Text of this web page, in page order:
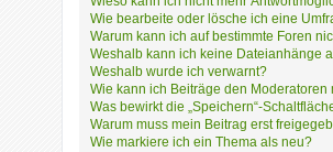
Wie bearbeite oder lösche ich eine
Warum kann ich auf bestimmte Foren
Weshalb kann ich keine Dateianhänge
Weshalb wurde ich verwarnt?
Wie kann ich Beiträge den Moderatoren
Was bewirkt die „Speichern“-
Warum muss mein Beitrag erst
Wie markiere ich ein Thema als neu?